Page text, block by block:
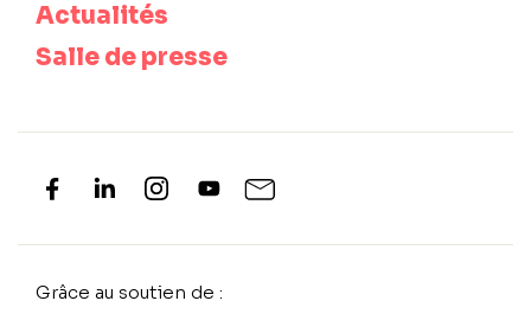
Actualités
Salle de presse
Grâce au soutien de :